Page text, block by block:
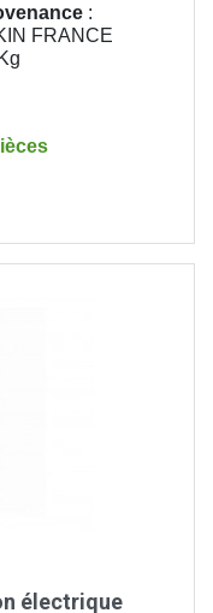
:
FRANCE
électrique